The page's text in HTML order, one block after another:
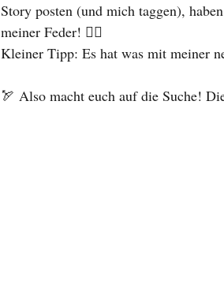
Story posten (und mich taggen),
meiner Feder! 👍🏻
Kleiner Tipp: Es hat was mit meiner
🏹 Also macht euch auf die Suche!